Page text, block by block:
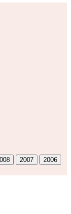
2007
2006